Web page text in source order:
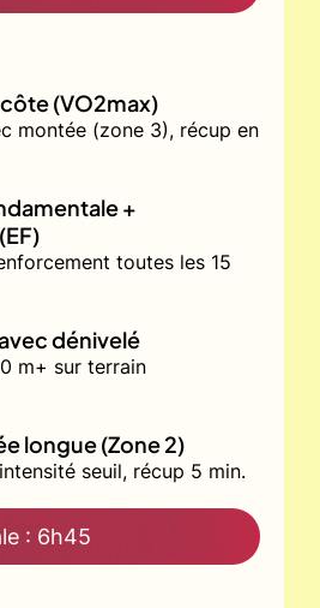
(VO2max)
montée (zone 3), récup en
+
toutes les 15
dénivelé
m+ sur terrain
longue (Zone 2)
seuil, récup 5 min.
: 6h45